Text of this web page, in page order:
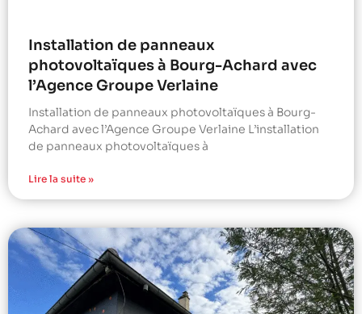
Installation de panneaux
photovoltaïques à Bourg-Achard avec
l’Agence Groupe Verlaine
Installation de panneaux photovoltaïques à Bourg-
Achard avec l’Agence Groupe Verlaine L’installation
de panneaux photovoltaïques à
Lire la suite »